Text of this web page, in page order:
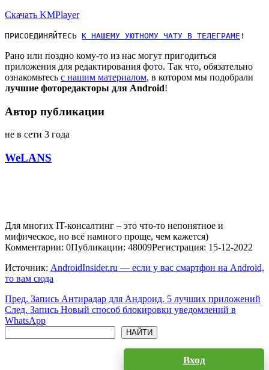
Скачать KMPlayer
ПРИСОЕДИНЯЙТЕСЬ К НАШЕМУ УЮТНОМУ ЧАТУ В ТЕЛЕГРАМЕ !
Рано или поздно кому-то из нас могут пригодиться
приложения для редактирования фото. Так что, обязательно
ознакомьтесь с нашим материалом, в котором мы подобрали
лучшие фоторедакторы для Android!
Автор публикации
не в сети 3 года
WeLANS
Для многих IT-консалтинг – это что-то непонятное и
мифическое, но всё намного проще, чем кажется)
Комментарии: 0Публикации: 48009Регистрация: 15-12-2022
Источник: AndroidInsider.ru — если у вас смартфон на Android,
то вам сюда
Пред. Запись Антирадар для Андроид. 5 лучших приложений
След. Запись Новый способ блокировки уведомлений в
WhatsApp
НАЙТИ
Вход